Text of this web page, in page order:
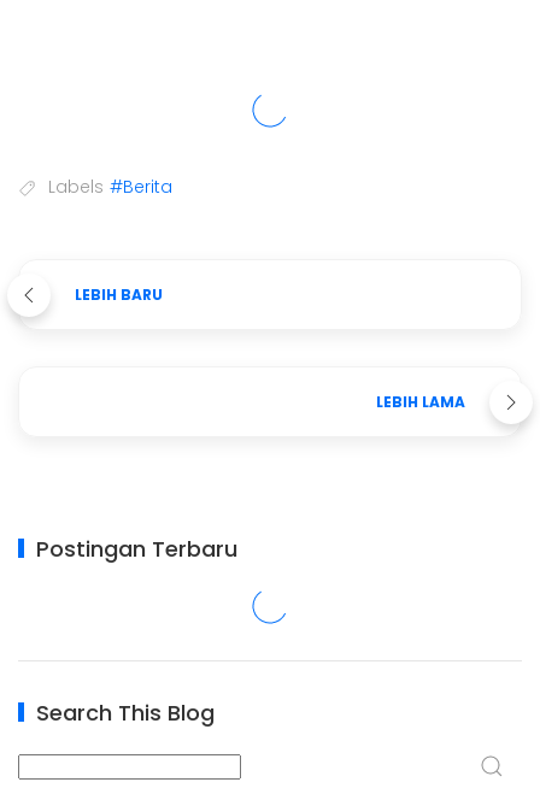
Labels #Berita
LEBIH BARU
LEBIH LAMA
Postingan Terbaru
Search This Blog